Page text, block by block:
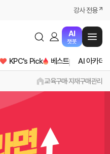
강사 전용
AI
챗봇
KPC's Pick 베스트 AI 아카데
교육구매·자재구매관리